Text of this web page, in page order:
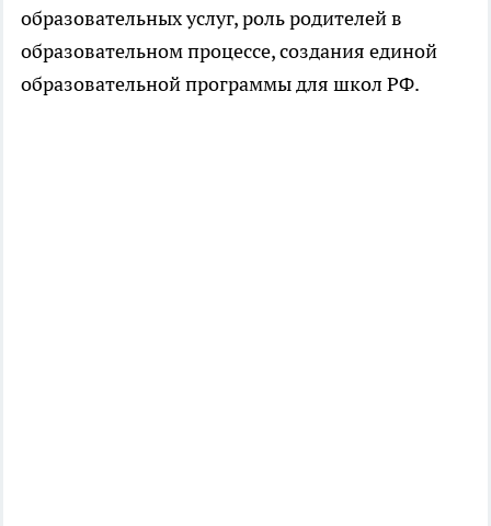
образовательных услуг, роль родителей в
образовательном процессе, создания единой
образовательной программы для школ РФ.